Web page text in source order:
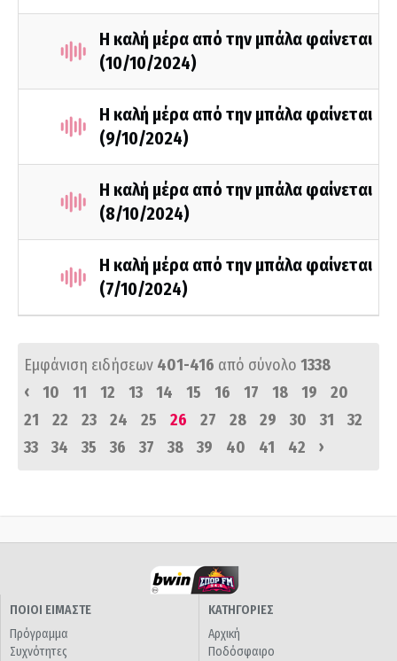
Η καλή μέρα από την μπάλα φαίνεται
(10/10/2024)
Η καλή μέρα από την μπάλα φαίνεται
(9/10/2024)
Η καλή μέρα από την μπάλα φαίνεται
(8/10/2024)
Η καλή μέρα από την μπάλα φαίνεται
(7/10/2024)
Εμφάνιση ειδήσεων 401-416 από σύνολο 1338
‹
10 11 12 13 14 15 16 17 18 19
20
21
22 23 24 25 26 27 28 29 30 31
32
33
34 35 36 37 38 39 40 41 42 ›
ΠΟΙΟΙ ΕΙΜΑΣΤΕ
Πρόγραμμα
Συχνότητες
ΚΑΤΗΓΟΡΙΕΣ
Αρχική
Ποδόσφαιρο